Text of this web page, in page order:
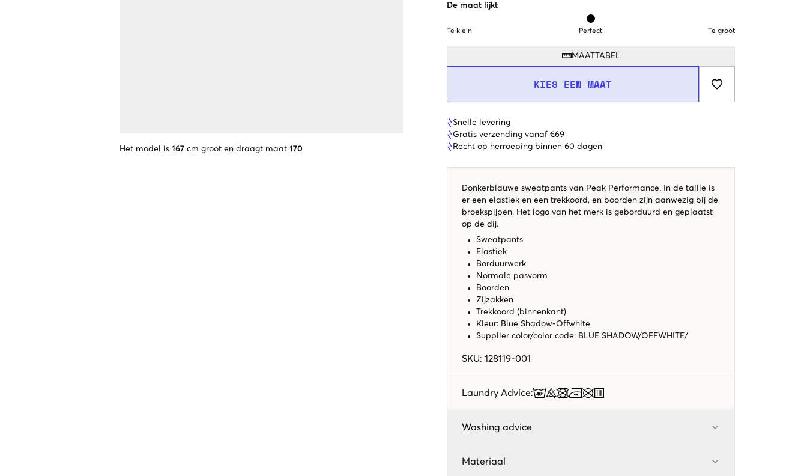
Het model is 167 cm groot en draagt maat 170
De maat lijkt
Te klein Perfect Te groot
MAATTABEL
KIES EEN MAAT
Snelle levering
Gratis verzending vanaf €69
Recht op herroeping binnen 60 dagen
Donkerblauwe sweatpants van Peak Performance. In de taille is
er een elastiek en een trekkoord, en boorden zijn aanwezig bij de
broekspijpen. Het logo van het merk is geborduurd en geplaatst
op de dij.
Sweatpants
Elastiek
Borduurwerk
Normale pasvorm
Boorden
Zijzakken
Trekkoord (binnenkant)
Kleur: Blue Shadow-Offwhite
Supplier color/color code: BLUE SHADOW/OFFWHITE/
SKU: 128119-001
Laundry Advice:
Washing advice
Materiaal